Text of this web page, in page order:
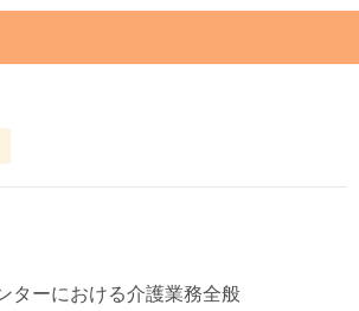
ターにおける介護業務全般